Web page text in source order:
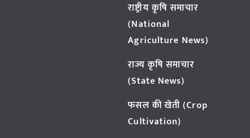
राष्ट्रीय कृषि समाचार
(National
Agriculture News)
राज्य कृषि समाचार
(State News)
फसल की खेती (Crop
Cultivation)